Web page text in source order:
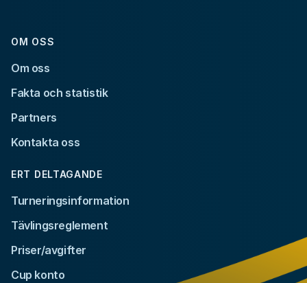
OM OSS
Om oss
Fakta och statistik
Partners
Kontakta oss
ERT DELTAGANDE
Turneringsinformation
Tävlingsreglement
Priser/avgifter
Cup konto